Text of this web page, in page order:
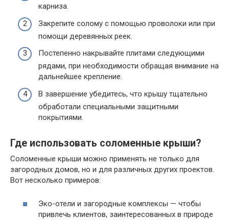
карниза.
Закрепите солому с помощью проволоки или при
помощи деревянных реек.
Постепенно накрывайте плитами следующими
рядами, при необходимости обращая внимание на
дальнейшее крепление.
В завершение убедитесь, что крышу тщательно
обработали специальными защитными
покрытиями.
Где использовать соломенные крыши?
Соломенные крыши можно применять не только для
загородных домов, но и для различных других проектов.
Вот несколько примеров:
Эко-отели и загородные комплексы — чтобы
привлечь клиентов, заинтересованных в природе